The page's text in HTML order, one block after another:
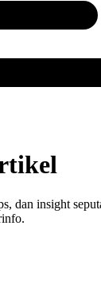
dan insight